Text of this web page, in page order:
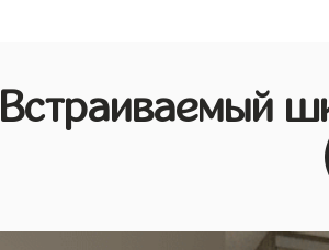
Встраиваемый